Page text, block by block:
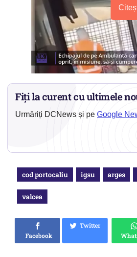
Fiți la curent cu ultimele
Urmăriți DCNews și pe Google
cod portocaliu igsu arges
valcea
Facebook
Twitter